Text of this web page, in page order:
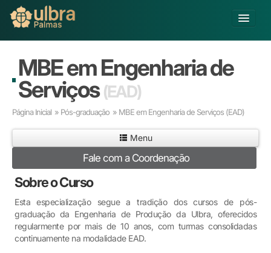
Buscar
Já sou Aluno
Matricule-se
Educação Básica
Pós-graduação
Educação a Distância
Pesquisa
Extensão
Infraestrutura e Serviços
MBE em Engenharia de
Serviços(EAD)
Página Inicial » Pós-graduação » MBE em Engenharia de Serviços (EAD)
Menu
Fale com a Coordenação
Sobre o Curso
Esta especialização segue a tradição dos cursos de pós-
graduação da Engenharia de Produção da Ulbra, oferecidos
regularmente por mais de 10 anos, com turmas consolidadas
continuamente na modalidade EAD.